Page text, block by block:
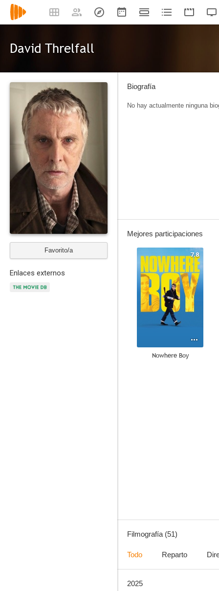
David Threlfall
Favorito/a
Enlaces externos
Biografía
No hay actualmente ninguna
Mejores participaciones
7.8
Nowhere Boy
Spooks (Doble identidad)
Filmografía (51)
Todo Reparto
2025